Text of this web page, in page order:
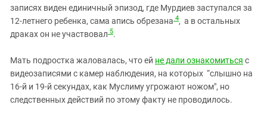
записях виден единичный эпизод, где Мурдиев заступался за
12-летнего ребенка, сама апись обрезана 4, а в остальных
драках он не участвовал 5.
Мать подростка жаловалась, что ей не дали ознакомиться с
видеозаписями с камер наблюдения, на которых “слышно на
16-й и 19-й секундах, как Муслиму угрожают ножом", но
следственных действий по этому факту не проводилось.